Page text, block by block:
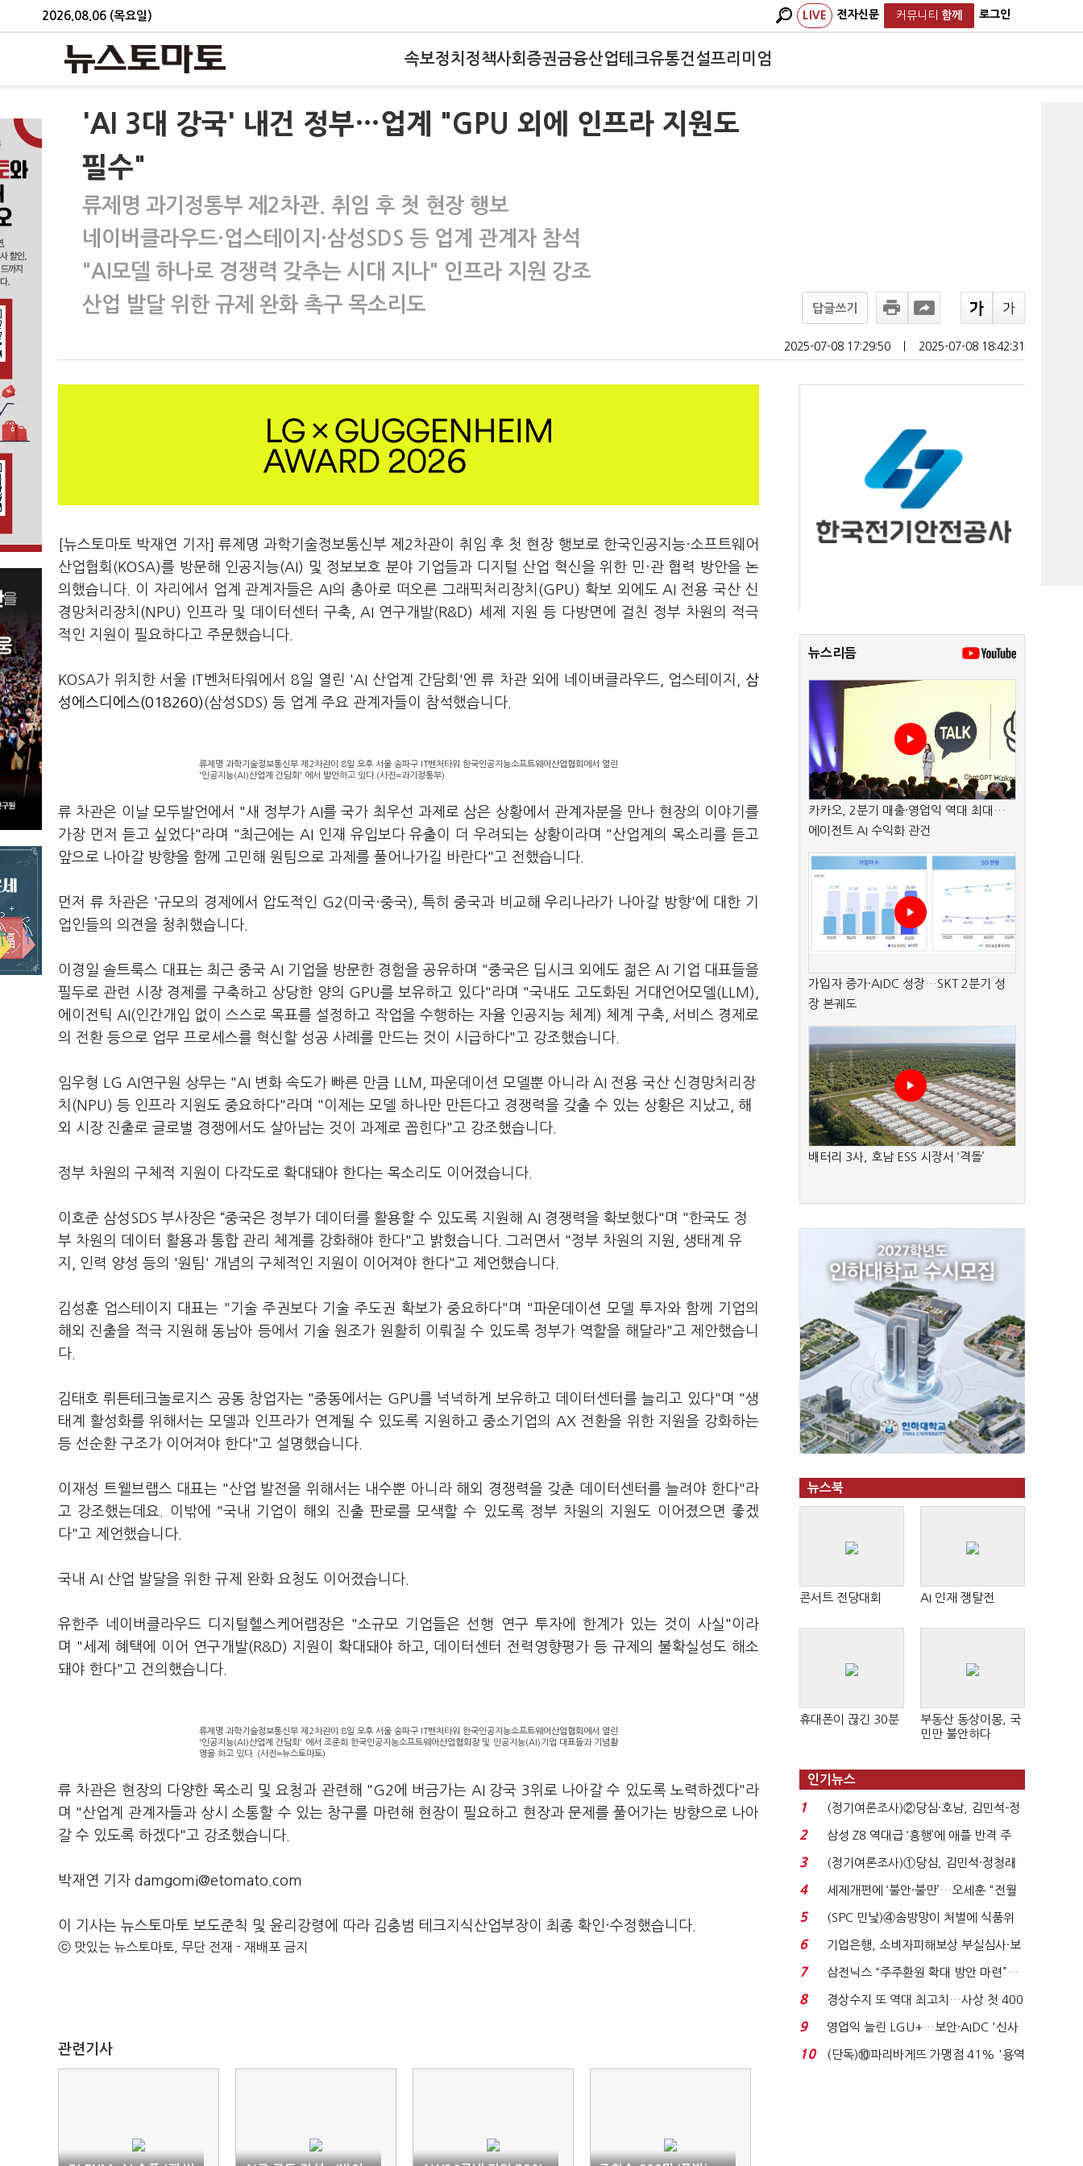
2026.08.06 (목요일) LIVE 전자신문 커뮤니티 함께 로그인
속보정치 정책사회 증권금융산업테크유통건설프리미엄
'AI 3대 강국' 내건 정부…업계 "GPU 외에 인프라 지원도
필수"
류제명 과기정통부 제2차관. 취임 후 첫 현장 행보
네이버클라우드·업스테이지·삼성SDS 등 업계 관계자 참석
"AI모델 하나로 경쟁력 갖추는 시대 지나" 인프라 지원 강조
산업 발달 위한 규제 완화 촉구 목소리도
답글쓰기
2025-07-08 17:29:50 2025-07-08 18:42:31
[뉴스토마토 박재연 기자] 류제명 과학기술정보통신부 제2차관이 취임 후 첫 현장 행보로 한국인공지능·소프트웨어
산업협회(KOSA)를 방문해 인공지능(AI) 및 정보보호 분야 기업들과 디지털 산업 혁신을 위한 민·관 협력 방안을 논
의했습니다. 이 자리에서 업계 관계자들은 AI의 총아로 떠오른 그래픽처리장치(GPU) 확보 외에도 AI 전용 국산 신
경망처리장치(NPU) 인프라 및 데이터센터 구축, AI 연구개발(R&D) 세제 지원 등 다방면에 걸친 정부 차원의 적극
적인 지원이 필요하다고 주문했습니다.
KOSA가 위치한 서울 IT벤처타워에서 8일 열린 'AI 산업계 간담회'엔 류 차관 외에 네이버클라우드, 업스테이지, 삼
성에스디에스(018260)(삼성SDS) 등 업계 주요 관계자들이 참석했습니다.
류제명 과학기술정보통신부 제2차관이 8일 오후 서울 송파구 IT벤처타워 한국인공지능소프트웨어산업협회에서 열린
'인공지능(AI)산업계 간담회' 에서 발언하고 있다.(사진=과기정통부)
류 차관은 이날 모두발언에서 "새 정부가 AI를 국가 최우선 과제로 삼은 상황에서 관계자분을 만나 현장의 이야기를
가장 먼저 듣고 싶었다"라며 "최근에는 AI 인재 유입보다 유출이 더 우려되는 상황이라며 "산업계의 목소리를 듣고
앞으로 나아갈 방향을 함께 고민해 원팀으로 과제를 풀어나가길 바란다"고 전했습니다.
먼저 류 차관은 '규모의 경제에서 압도적인 G2(미국·중국), 특히 중국과 비교해 우리나라가 나아갈 방향'에 대한 기
업인들의 의견을 청취했습니다.
이경일 솔트룩스 대표는 최근 중국 AI 기업을 방문한 경험을 공유하며 "중국은 딥시크 외에도 젊은 AI 기업 대표들을
필두로 관련 시장 경제를 구축하고 상당한 양의 GPU를 보유하고 있다"라며 "국내도 고도화된 거대언어모델(LLM),
에이전틱 AI(인간개입 없이 스스로 목표를 설정하고 작업을 수행하는 자율 인공지능 체계) 체계 구축, 서비스 경제로
의 전환 등으로 업무 프로세스를 혁신할 성공 사례를 만드는 것이 시급하다"고 강조했습니다.
임우형 LG AI연구원 상무는 "AI 변화 속도가 빠른 만큼 LLM, 파운데이션 모델뿐 아니라 AI 전용 국산 신경망처리장
치(NPU) 등 인프라 지원도 중요하다"라며 "이제는 모델 하나만 만든다고 경쟁력을 갖출 수 있는 상황은 지났고, 해
외 시장 진출로 글로벌 경쟁에서도 살아남는 것이 과제로 꼽힌다"고 강조했습니다.
정부 차원의 구체적 지원이 다각도로 확대돼야 한다는 목소리도 이어졌습니다.
이호준 삼성SDS 부사장은 “중국은 정부가 데이터를 활용할 수 있도록 지원해 AI 경쟁력을 확보했다"며 "한국도 정
부 차원의 데이터 활용과 통합 관리 체계를 강화해야 한다"고 밝혔습니다. 그러면서 "정부 차원의 지원, 생태계 유
지, 인력 양성 등의 '원팀' 개념의 구체적인 지원이 이어져야 한다"고 제언했습니다.
김성훈 업스테이지 대표는 "기술 주권보다 기술 주도권 확보가 중요하다"며 "파운데이션 모델 투자와 함께 기업의
해외 진출을 적극 지원해 동남아 등에서 기술 원조가 원활히 이뤄질 수 있도록 정부가 역할을 해달라"고 제안했습니
다.
김태호 뤼튼테크놀로지스 공동 창업자는 "중동에서는 GPU를 넉넉하게 보유하고 데이터센터를 늘리고 있다"며 "생
태계 활성화를 위해서는 모델과 인프라가 연계될 수 있도록 지원하고 중소기업의 AX 전환을 위한 지원을 강화하는
등 선순환 구조가 이어져야 한다"고 설명했습니다.
이재성 트웰브랩스 대표는 "산업 발전을 위해서는 내수뿐 아니라 해외 경쟁력을 갖춘 데이터센터를 늘려야 한다"라
고 강조했는데요. 이밖에 "국내 기업이 해외 진출 판로를 모색할 수 있도록 정부 차원의 지원도 이어졌으면 좋겠
다"고 제언했습니다.
국내 AI 산업 발달을 위한 규제 완화 요청도 이어졌습니다.
유한주 네이버클라우드 디지털헬스케어랩장은 "소규모 기업들은 선행 연구 투자에 한계가 있는 것이 사실"이라
며 "세제 혜택에 이어 연구개발(R&D) 지원이 확대돼야 하고, 데이터센터 전력영향평가 등 규제의 불확실성도 해소
돼야 한다"고 건의했습니다.
류제명 과학기술정보통신부 제2차관이 8일 오후 서울 송파구 IT벤처타워 한국인공지능소프트웨어산업협회에서 열린
'인공지능(AI)산업계 간담회' 에서 조준희 한국인공지능소프트웨어산업협회장 및 인공지능(AI)기업 대표들과 기념촬
영을 하고 있다. (사진=뉴스토마토)
류 차관은 현장의 다양한 목소리 및 요청과 관련해 "G2에 버금가는 AI 강국 3위로 나아갈 수 있도록 노력하겠다"라
며 "산업계 관계자들과 상시 소통할 수 있는 창구를 마련해 현장이 필요하고 현장과 문제를 풀어가는 방향으로 나아
갈 수 있도록 하겠다"고 강조했습니다.
박재연 기자 damgomi@etomato.com
이 기사는 뉴스토마토 보도준칙 및 윤리강령에 따라 김충범 테크지식산업부장이 최종 확인·수정했습니다.
ⓒ 맛있는 뉴스토마토, 무단 전재 - 재배포 금지
관련기사
뉴스리듬
카카오, 2분기 매출·영업익 역대 최대…
에이전트 AI 수익화 관건
가입자 증가·AIDC 성장…SKT 2분기 성
장 본궤도
배터리 3사, 호남 ESS 시장서 ‘격돌’
뉴스북
콘서트 전당대회 AI 인재 쟁탈전
휴대폰이 끊긴 30분
부동산 동상이몽, 국
민만 불안하다
인기뉴스
1
(정기여론조사)②당심·호남, 김민석-정
청래 '초접전'...
2
삼성 Z8 역대급 ‘흥행’에 애플 반격 주
목…9월 ‘폴...
3
(정기여론조사)①당심, 김민석·정청래
'초접전'…대통령 ...
4
세제개편에 ‘불안·불만’…오세훈 "전월
세 구하기 더 ...
5
(SPC 민낯)④솜방망이 처벌에 식품위
생법 위반 반복...
6
기업은행, 소비자피해보상 부실심사·보
이스피싱 공시 ...
7
삼전닉스 “주주환원 확대 방안 마련”…
로이터에 성명...
8
경상수지 또 역대 최고치…사상 첫 400
억달러에 '3% 성...
9
영업익 늘린 LGU+…보안·AIDC '신사
업 드라이브'...
10
(단독)⑩파리바게뜨 가맹점 41% '용역